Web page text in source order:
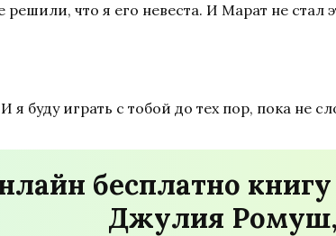
что я его невеста. И Марат не стал
буду играть с тобой до тех пор, пока не
бесплатно
Джулия